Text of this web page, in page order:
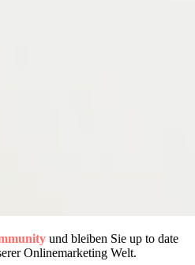
und bleiben Sie up to date
Onlinemarketing Welt.